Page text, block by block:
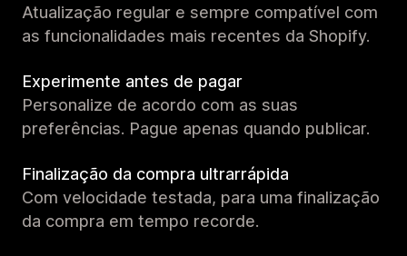
Atualização regular e sempre compatível com
as funcionalidades mais recentes da Shopify.
Experimente antes de pagar
Personalize de acordo com as suas
preferências. Pague apenas quando publicar.
Finalização da compra ultrarrápida
Com velocidade testada, para uma finalização
da compra em tempo recorde.